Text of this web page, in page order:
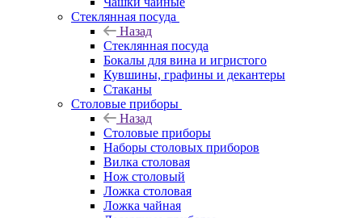
Стеклянная посуда
Назад
Стеклянная посуда
Бокалы для вина и игристого
Кувшины, графины и декантеры
Стаканы
Столовые приборы
Назад
Столовые приборы
Наборы столовых приборов
Вилка столовая
Нож столовый
Ложка столовая
Ложка чайная